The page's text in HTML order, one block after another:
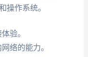
操作系统。
验。
络的能力。